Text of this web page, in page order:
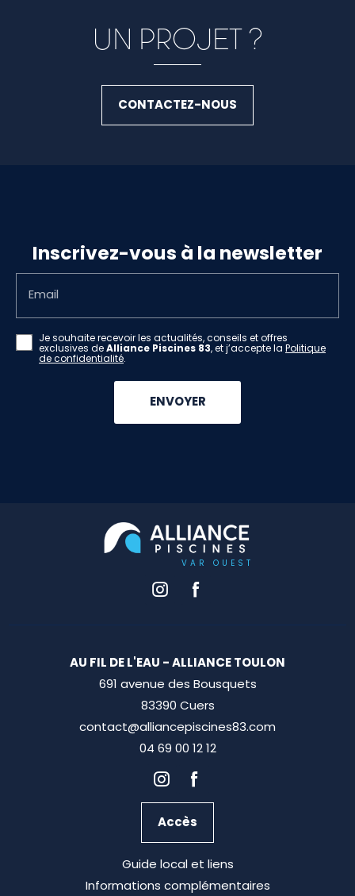
UN PROJET ?
CONTACTEZ-NOUS
Inscrivez-vous à la newsletter
Email
Je souhaite recevoir les actualités, conseils et offres
exclusives deAlliance Piscines 83, et j’accepte la Politique
de confidentialité.
AU FIL DE L'EAU - ALLIANCE TOULON
691 avenue des Bousquets
83390 Cuers
contact@alliancepiscines83.com
04 69 00 12 12
Accès
Guide local et liens
Informations complémentaires